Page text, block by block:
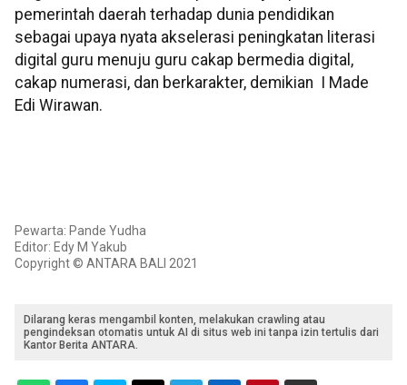
pemerintah daerah terhadap dunia pendidikan
sebagai upaya nyata akselerasi peningkatan literasi
digital guru menuju guru cakap bermedia digital,
cakap numerasi, dan berkarakter, demikian I Made
Edi Wirawan.
Pewarta: Pande Yudha
Editor: Edy M Yakub
Copyright © ANTARA BALI 2021
Dilarang keras mengambil konten, melakukan crawling atau
pengindeksan otomatis untuk AI di situs web ini tanpa izin tertulis dari
Kantor Berita ANTARA.